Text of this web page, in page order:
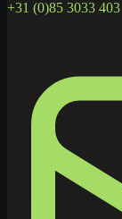
+31 (0)85 3033 403